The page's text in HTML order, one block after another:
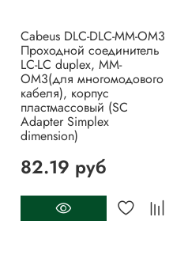
Cabeus DLC-DLC-MM-OM3
Проходной соединитель
LC-LC duplex, MM-
OM3(для многомодового
кабеля), корпус
пластмассовый (SC
Adapter Simplex
dimension)
82.19 руб